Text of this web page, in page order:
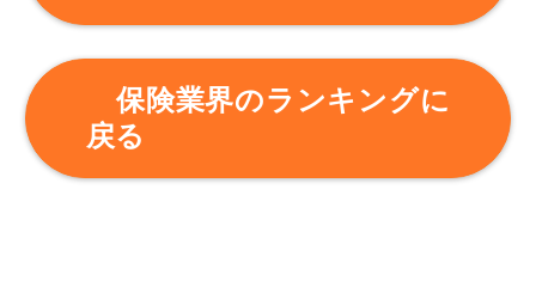
保険業界のランキングに
戻る